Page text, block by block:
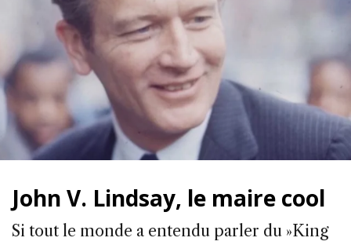
John V. Lindsay, le maire cool
Si tout le monde a entendu parler du »King